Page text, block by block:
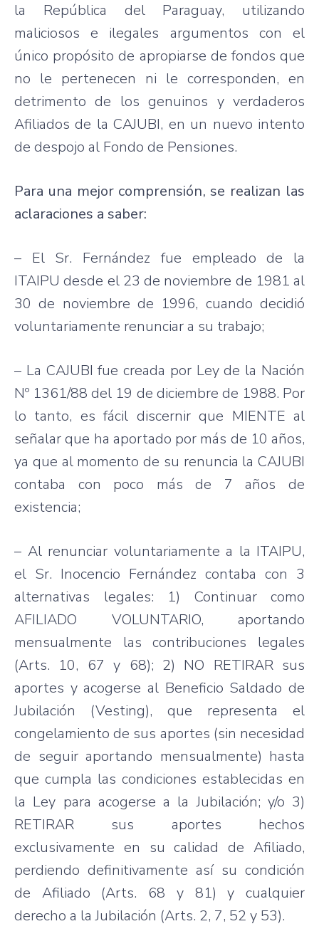
la República del Paraguay, utilizando
maliciosos e ilegales argumentos con el
único propósito de apropiarse de fondos que
no le pertenecen ni le corresponden, en
detrimento de los genuinos y verdaderos
Afiliados de la CAJUBI, en un nuevo intento
de despojo al Fondo de Pensiones.
Para una mejor comprensión, se realizan las
aclaraciones a saber:
– El Sr. Fernández fue empleado de la
ITAIPU desde el 23 de noviembre de 1981 al
30 de noviembre de 1996, cuando decidió
voluntariamente renunciar a su trabajo;
– La CAJUBI fue creada por Ley de la Nación
Nº 1361/88 del 19 de diciembre de 1988. Por
lo tanto, es fácil discernir que MIENTE al
señalar que ha aportado por más de 10 años,
ya que al momento de su renuncia la CAJUBI
contaba con poco más de 7 años de
existencia;
– Al renunciar voluntariamente a la ITAIPU,
el Sr. Inocencio Fernández contaba con 3
alternativas legales: 1) Continuar como
AFILIADO VOLUNTARIO, aportando
mensualmente las contribuciones legales
(Arts. 10, 67 y 68); 2) NO RETIRAR sus
aportes y acogerse al Beneficio Saldado de
Jubilación (Vesting), que representa el
congelamiento de sus aportes (sin necesidad
de seguir aportando mensualmente) hasta
que cumpla las condiciones establecidas en
la Ley para acogerse a la Jubilación; y/o 3)
RETIRAR sus aportes hechos
exclusivamente en su calidad de Afiliado,
perdiendo definitivamente así su condición
de Afiliado (Arts. 68 y 81) y cualquier
derecho a la Jubilación (Arts. 2, 7, 52 y 53).